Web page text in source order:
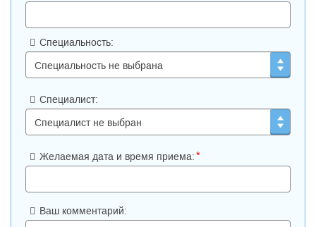
Специальность:
Специалист:
Желаемая дата и время приема:*
Ваш комментарий: